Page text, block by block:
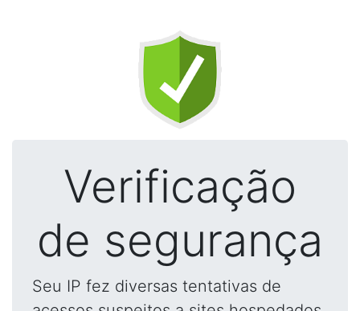
Verificação
de segurança
Seu IP fez diversas tentativas de